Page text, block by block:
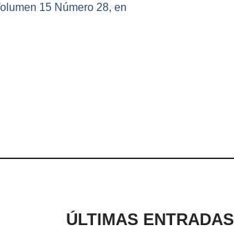
15 Número 28, en
ÚLTIMAS ENTRADAS